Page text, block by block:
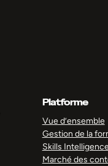
Platforme
Vue d’ensemble
Gestion de la
Skills
Marché des